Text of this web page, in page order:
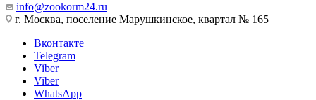
info@zookorm24.ru
г. Москва, поселение Марушкинское, квартал № 165
Вконтакте
Telegram
Viber
Viber
WhatsApp